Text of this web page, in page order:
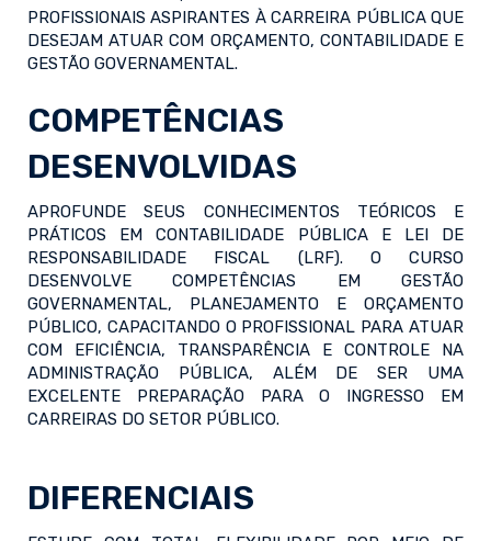
PROFISSIONAIS ASPIRANTES À CARREIRA PÚBLICA QUE
DESEJAM ATUAR COM ORÇAMENTO, CONTABILIDADE E
GESTÃO GOVERNAMENTAL.
COMPETÊNCIAS
DESENVOLVIDAS
APROFUNDE SEUS CONHECIMENTOS TEÓRICOS E
PRÁTICOS EM CONTABILIDADE PÚBLICA E LEI DE
RESPONSABILIDADE FISCAL (LRF). O CURSO
DESENVOLVE COMPETÊNCIAS EM GESTÃO
GOVERNAMENTAL, PLANEJAMENTO E ORÇAMENTO
PÚBLICO, CAPACITANDO O PROFISSIONAL PARA ATUAR
COM EFICIÊNCIA, TRANSPARÊNCIA E CONTROLE NA
ADMINISTRAÇÃO PÚBLICA, ALÉM DE SER UMA
EXCELENTE PREPARAÇÃO PARA O INGRESSO EM
CARREIRAS DO SETOR PÚBLICO.
DIFERENCIAIS